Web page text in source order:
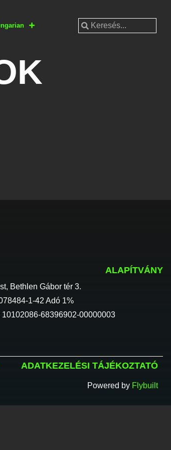
ALAPÍTVÁNY
Bethlen Gábor tér 3.
1-42 Adó 1%
10102086-68396902-00000003
ADATKEZELÉSI TÁJÉKOZTATÓ
Powered by Flybuilt